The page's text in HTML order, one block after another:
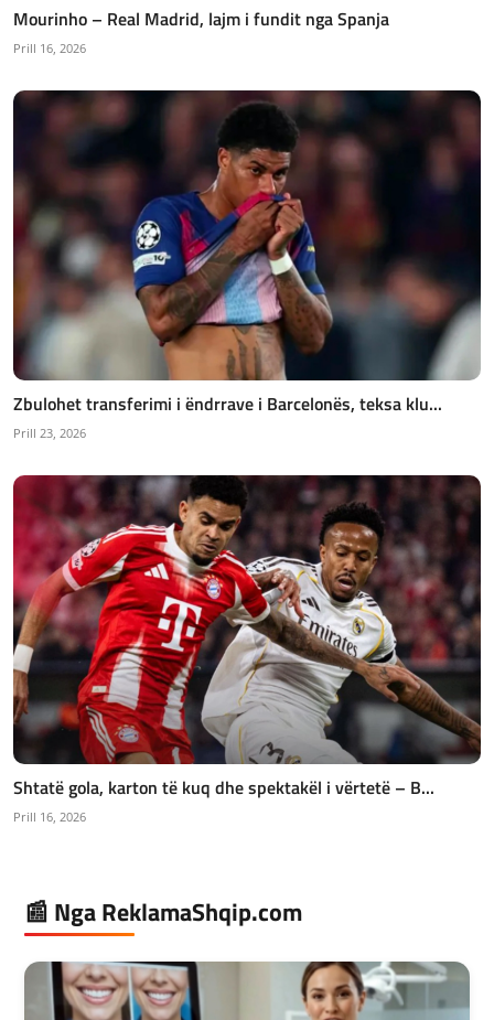
Mourinho – Real Madrid, lajm i fundit nga Spanja
Prill 16, 2026
Zbulohet transferimi i ëndrrave i Barcelonës, teksa klu...
Prill 23, 2026
Shtatë gola, karton të kuq dhe spektakël i vërtetë – B...
Prill 16, 2026
📰 Nga ReklamaShqip.com